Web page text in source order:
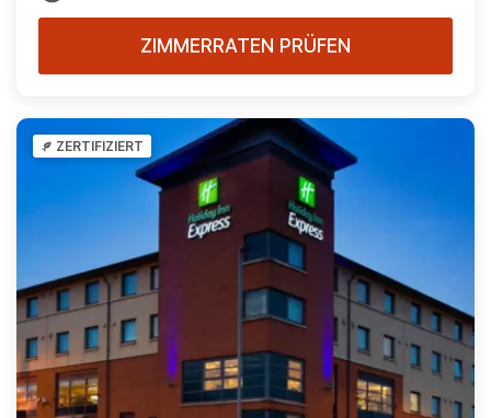
ZIMMERRATEN PRÜFEN
ZERTIFIZIERT